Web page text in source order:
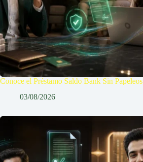
Conoce el Préstamo Saldo Bank Sin Papeleos
03/08/2026